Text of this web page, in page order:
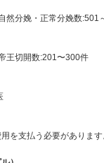
然分娩・正常分娩数:501
王切開数:201〜300件
を支払う必要があります